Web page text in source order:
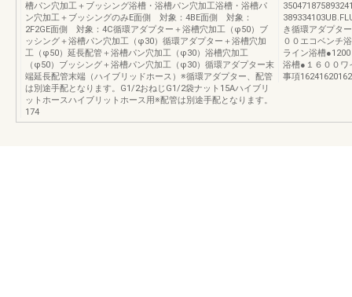
槽パン穴加工＋ブッシング浴槽・浴槽パン穴加工浴槽・浴槽パ
ン穴加工＋ブッシングのみE面側 対象：4BE面側 対象：
2F2GE面側 対象：4C循環アダプター＋浴槽穴加工（φ50）ブ
ッシング＋浴槽パン穴加工（φ30）循環アダプター＋浴槽穴加
工（φ50）延長配管＋浴槽パン穴加工（φ30）浴槽穴加工
（φ50）ブッシング＋浴槽パン穴加工（φ30）循環アダプター末
端延長配管末端（ハイブリッドホース）※循環アダプター、配管
は別途手配となります。G1/2おねじG1/2袋ナット15Aハイブリ
ットホースハイブリットホース用※配管は別途手配となります。
174
き循環アダプタ
００エコベンチ
ライン浴槽
浴槽●１６００ワ
事項